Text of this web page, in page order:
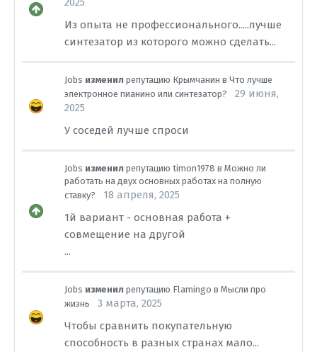
Из опыта не профессионального.....лучше
синтезатор из которого можно сделать...
Jobs изменил репутацию Крымчанин в Что лучше
электронное пианино или синтезатор?
29 июня,
2025
У соседей лучше спроси
Jobs изменил репутацию timon1978 в Можно ли
работать на двух основных работах на полную
ставку?
18 апреля, 2025
1й вариант - основная работа +
совмещение на другой
...
Jobs изменил репутацию Flamingo в Мысли про
жизнь
3 марта, 2025
Чтобы сравнить покупательную
способность в разных странах мало...